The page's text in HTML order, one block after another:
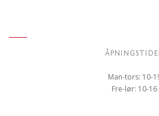
Man-tors: 10-
Fre-lør: 10-16